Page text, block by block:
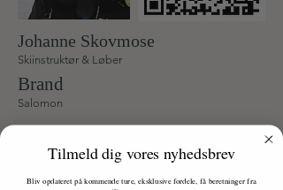
Johanne Skovmose
Skiinstruktør & Løber
Brand
Salomon
Kontakt
Tilmeld dig vores nyhedsbrev
Bliv opdateret på kommende ture, eksklusive fordele, få beretninger fra